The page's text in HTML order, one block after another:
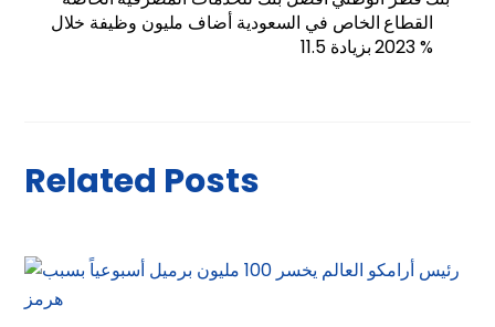
القطاع الخاص في السعودية أضاف مليون وظيفة خلال
2023 بزيادة 11.5 %
Related Posts